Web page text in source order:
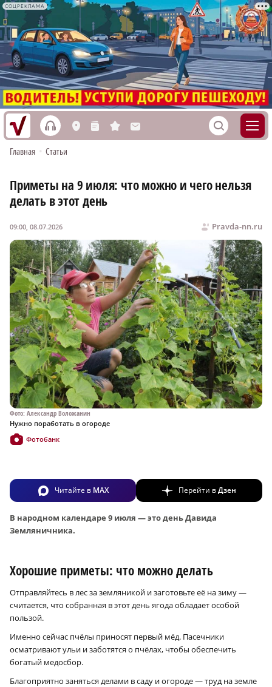
СОЦРЕКЛАМА
h L n s M S
Главная • Статьи
Приметы на 9 июля: что можно и чего нельзя
делать в этот день
Pravda-nn.ru
09:00, 08.07.2026
Фото: Александр Воложанин
Нужно поработать в огороде
Фотобанк
Читайте в MAX Перейти вДзен
В народном календаре 9 июля — это день Давида
Земляничника.
Хорошие приметы: что можно делать
Отправляйтесь в лес за земляникой и заготовьте её на зиму —
считается, что собранная в этот день ягода обладает особой
пользой.
Именно сейчас пчёлы приносят первый мёд. Пасечники
осматривают ульи и заботятся о пчёлах, чтобы обеспечить
богатый медосбор.
Благоприятно заняться делами в саду и огороде — труд на земле